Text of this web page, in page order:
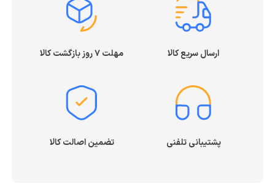
ارسال سریع کالا مهلت ۷ روز بازگشت کالا
پشتیبانی تلفنی تضمین اصالت کالا